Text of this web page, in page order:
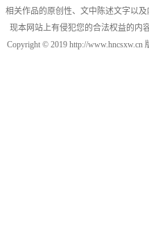
相关作品的原创性、文中陈述文字以
现本网站上有侵犯您的合法权益的内
Copyright © 2019 http://